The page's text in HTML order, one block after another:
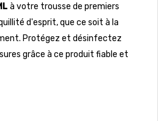
à votre trousse de premiers
d'esprit, que ce soit à la
Protégez et désinfectez
grâce à ce produit fiable et